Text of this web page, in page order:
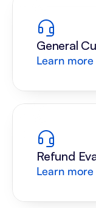
General
Learn more
Refund
Learn more